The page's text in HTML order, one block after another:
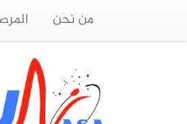
من نحن